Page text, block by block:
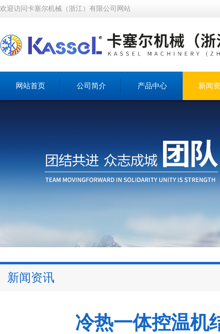
欢迎访问卡塞尔机械（浙江）有限公司网站
网站首页 公司简介 产品中心 新闻
新闻资讯
冷热一体控温机